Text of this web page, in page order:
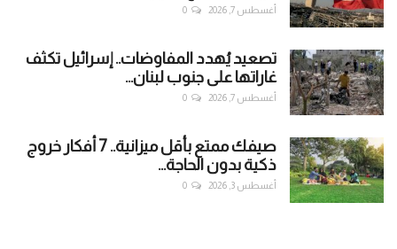
أغسطس 7, 2026 0
تصعيد يُهدد المفاوضات.. إسرائيل تكثف
غاراتها على جنوب لبنان...
أغسطس 7, 2026 0
صيفك ممتع بأقل ميزانية.. 7 أفكار خروج
ذكية بدون الحاجة...
أغسطس 3, 2026 0